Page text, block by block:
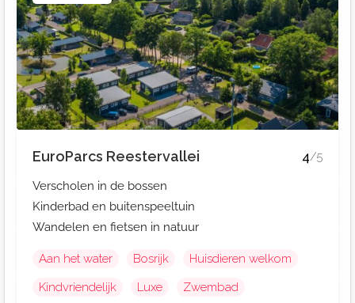
EuroParcs Reestervallei 4/5
Verscholen in de bossen
Kinderbad en buitenspeeltuin
Wandelen en fietsen in natuur
Aan het water Bosrijk
Huisdieren welkom
Kindvriendelijk
Luxe Zwembad